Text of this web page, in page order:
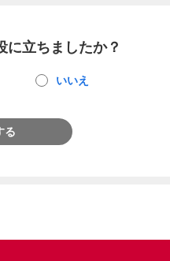
に立ちましたか？
いいえ
る